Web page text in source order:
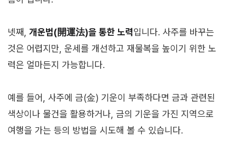
넷째, 개운법(開運法)을 통한 노력입니다. 사주를 바꾸는
것은 어렵지만, 운세를 개선하고 재물복을 높이기 위한 노
력은 얼마든지 가능합니다.
예를 들어, 사주에 금(金) 기운이 부족하다면 금과 관련된
색상이나 물건을 활용하거나, 금의 기운을 가진 지역으로
여행을 가는 등의 방법을 시도해 볼 수 있습니다.